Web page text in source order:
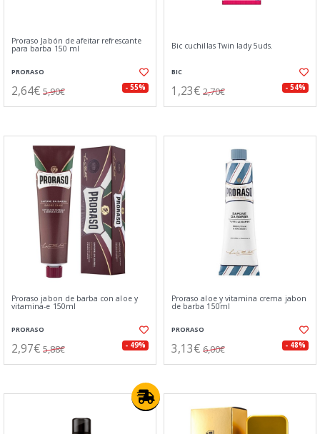
Proraso Jabón de afeitar refrescante
para barba 150 ml
PRORASO
2,64€ 5,90€ - 55%
Bic cuchillas Twin lady 5uds.
BIC
1,23€ 2,70€ - 54%
Proraso jabon de barba con aloe y
vitamina-e 150ml
PRORASO
2,97€ 5,88€ - 49%
Proraso aloe y vitamina crema jabon
de barba 150ml
PRORASO
3,13€ 6,00€ - 48%